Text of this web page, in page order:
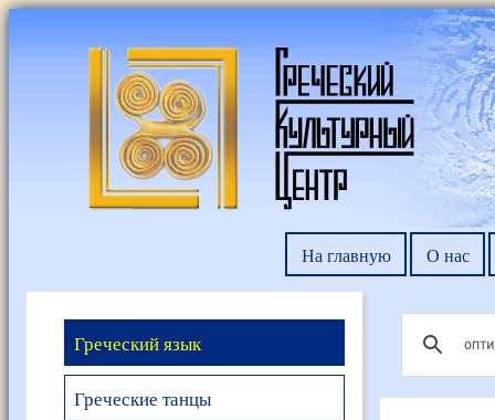
На главную О нас
Греческий язык
Греческие танцы